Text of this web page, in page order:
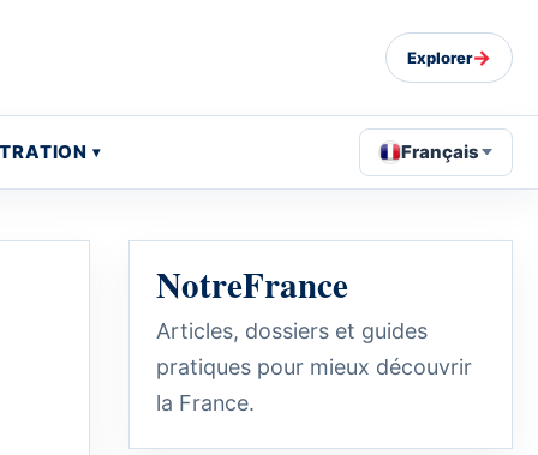
Explorer→
Français
NotreFrance
Articles, dossiers et guides
pratiques pour mieux découvrir
la France.